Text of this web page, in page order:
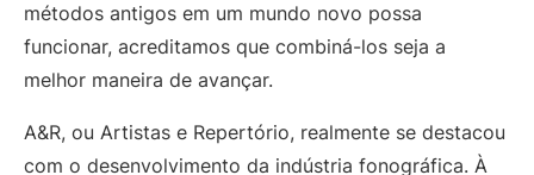
métodos antigos em um mundo novo possa
funcionar, acreditamos que combiná-los seja a
melhor maneira de avançar.
A&R, ou Artistas e Repertório, realmente se destacou
com o desenvolvimento da indústria fonográfica. À